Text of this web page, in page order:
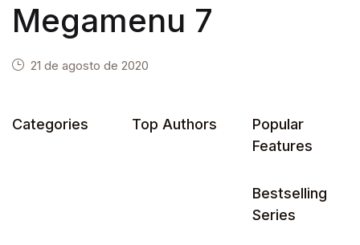
Megamenu 7
21 de agosto de 2020
Categories Top Authors
Popular
Features
Bestselling
Series